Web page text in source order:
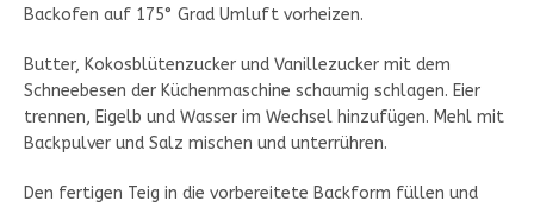
Backofen auf 175° Grad Umluft vorheizen.
Butter, Kokosblütenzucker und Vanillezucker mit dem
Schneebesen der Küchenmaschine schaumig schlagen. Eier
trennen, Eigelb und Wasser im Wechsel hinzufügen. Mehl mit
Backpulver und Salz mischen und unterrühren.
Den fertigen Teig in die vorbereitete Backform füllen und